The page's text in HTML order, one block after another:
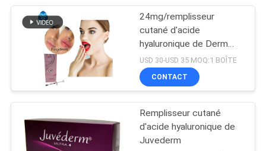
24mg/remplisseur
cutané d'acide
hyaluronique de Derm
seringue de ml 2ml
USD 30-USD 35 MOQ:1 BOÎTE
CONTACT
Remplisseur cutané
d'acide hyaluronique de
Juvederm